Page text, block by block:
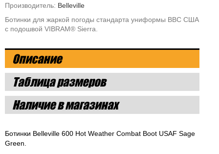
Производитель: Belleville
Ботинки для жаркой погоды стандарта униформы ВВС США
с подошвой VIBRAM® Sierra.
Описание
Таблица размеров
Наличие в магазинах
Ботинки Belleville 600 Hot Weather Combat Boot USAF Sage
Green.